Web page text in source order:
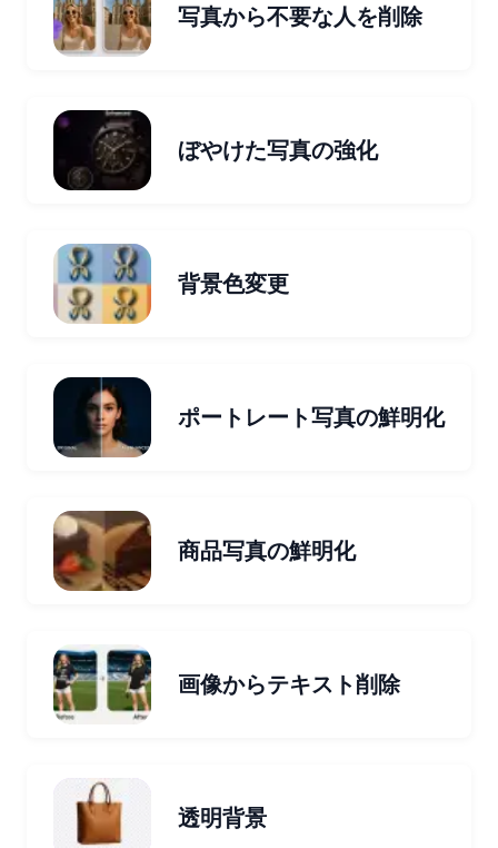
写真から不要な人を削除
ぼやけた写真の強化
背景色変更
ポートレート写真の鮮明化
商品写真の鮮明化
画像からテキスト削除
透明背景